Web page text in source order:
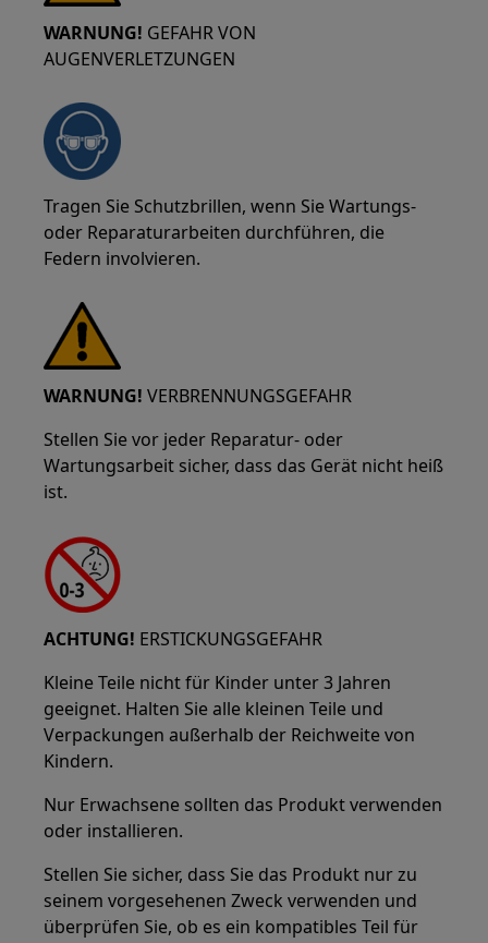
WARNUNG! GEFAHR VON
AUGENVERLETZUNGEN
Tragen Sie Schutzbrillen, wenn Sie Wartungs-
oder Reparaturarbeiten durchführen, die
Federn involvieren.
WARNUNG! VERBRENNUNGSGEFAHR
Stellen Sie vor jeder Reparatur- oder
Wartungsarbeit sicher, dass das Gerät nicht heiß
ist.
ACHTUNG! ERSTICKUNGSGEFAHR
Kleine Teile nicht für Kinder unter 3 Jahren
geeignet. Halten Sie alle kleinen Teile und
Verpackungen außerhalb der Reichweite von
Kindern.
Nur Erwachsene sollten das Produkt verwenden
oder installieren.
Stellen Sie sicher, dass Sie das Produkt nur zu
seinem vorgesehenen Zweck verwenden und
überprüfen Sie, ob es ein kompatibles Teil für